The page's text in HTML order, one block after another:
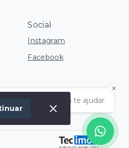
disponíveis para te ajudar.
Social
Instagram
Facebook